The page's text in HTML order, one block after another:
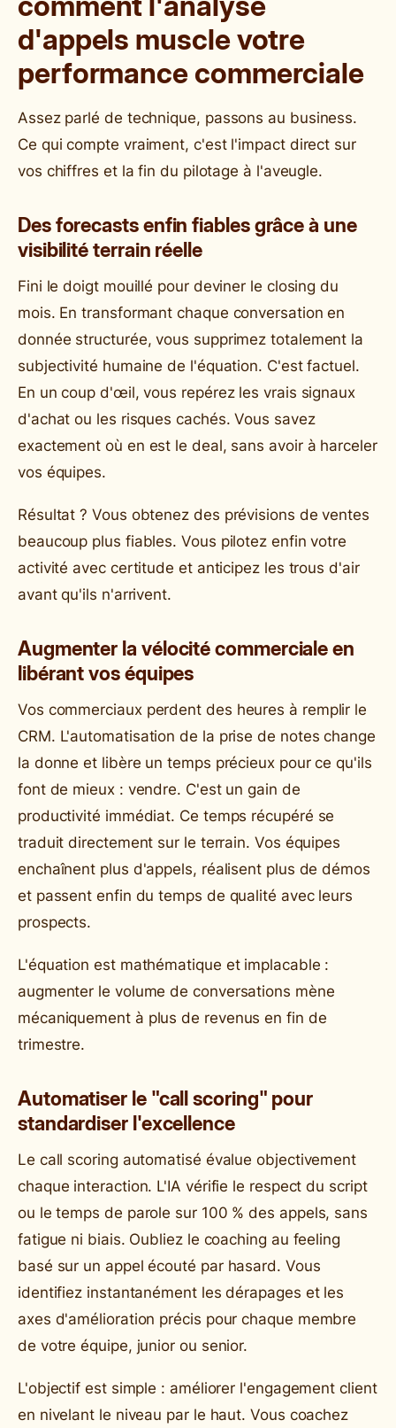
d'appels muscle votre
performance commerciale
Assez parlé de technique, passons au business.
Ce qui compte vraiment, c'est l'impact direct sur
vos chiffres et la fin du pilotage à l'aveugle.
Des forecasts enfin fiables grâce à une
visibilité terrain réelle
Fini le doigt mouillé pour deviner le closing du
mois. En transformant chaque conversation en
donnée structurée, vous supprimez totalement la
subjectivité humaine de l'équation. C'est factuel.
En un coup d'œil, vous repérez les vrais signaux
d'achat ou les risques cachés. Vous savez
exactement où en est le deal, sans avoir à harceler
vos équipes.
Résultat ? Vous obtenez des prévisions de ventes
beaucoup plus fiables. Vous pilotez enfin votre
activité avec certitude et anticipez les trous d'air
avant qu'ils n'arrivent.
Augmenter la vélocité commerciale en
libérant vos équipes
Vos commerciaux perdent des heures à remplir le
CRM. L'automatisation de la prise de notes change
la donne et libère un temps précieux pour ce qu'ils
font de mieux : vendre. C'est un gain de
productivité immédiat. Ce temps récupéré se
traduit directement sur le terrain. Vos équipes
enchaînent plus d'appels, réalisent plus de démos
et passent enfin du temps de qualité avec leurs
prospects.
L'équation est mathématique et implacable :
augmenter le volume de conversations mène
mécaniquement à plus de revenus en fin de
trimestre.
Automatiser le "call scoring" pour
standardiser l'excellence
Le call scoring automatisé évalue objectivement
chaque interaction. L'IA vérifie le respect du script
ou le temps de parole sur 100 % des appels, sans
fatigue ni biais. Oubliez le coaching au feeling
basé sur un appel écouté par hasard. Vous
identifiez instantanément les dérapages et les
axes d'amélioration précis pour chaque membre
de votre équipe, junior ou senior.
L'objectif est simple : améliorer l'engagement client
en nivelant le niveau par le haut. Vous coachez